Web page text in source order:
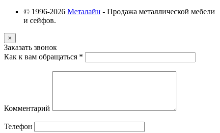
© 1996-2026 Металайн - Продажа металлической мебели
и сейфов.
×
Заказать звонок
Как к вам обращаться *
Комментарий
Телефон